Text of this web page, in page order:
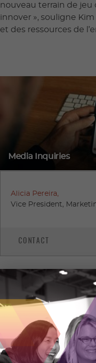
nouveau terrain de jeu
innover », souligne
et des ressources de
Media Inquiries
Alicia Pereira,
Vice President,
CONTACT
Media Kit